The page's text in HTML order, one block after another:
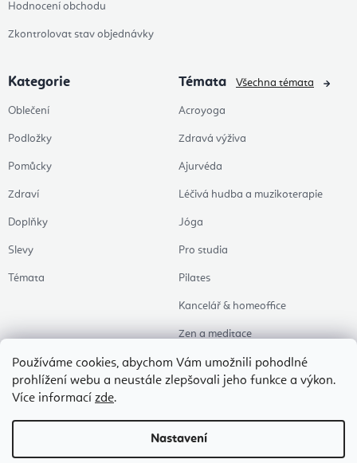
Používáme cookies, abychom Vám umožnili pohodlné
prohlížení webu a neustále zlepšovali jeho funkce a výkon.
Více informací zde.
Nastavení
Hodnocení obchodu
Zkontrolovat stav objednávky
Kategorie
Oblečení
Podložky
Pomůcky
Zdraví
Doplňky
Slevy
Témata
Témata
Acroyoga
Zdravá výživa
Ajurvéda
Léčivá hudba a muzikoterapie
Jóga
Pro studia
Pilates
Kancelář & homeoffice
Zen a meditace
Aromaterapie
Zdravý spánek
Naše oblíbené
Všechna témata
cookies